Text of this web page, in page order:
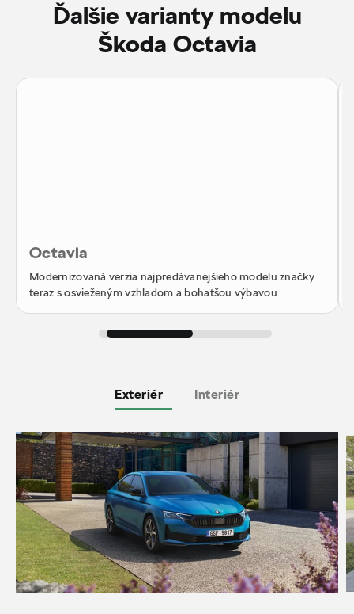
Ďalšie varianty modelu
Škoda Octavia
Octavia
Modernizovaná verzia najpredávanejšieho modelu značky
teraz s osvieženým vzhľadom a bohatšou výbavou
Exteriér Interiér